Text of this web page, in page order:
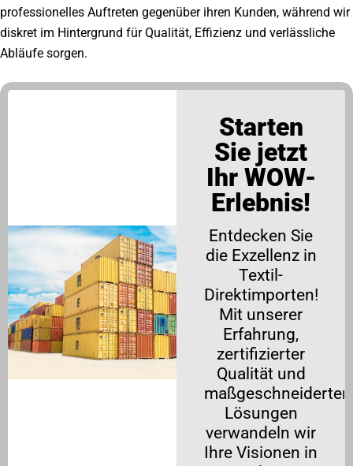
professionelles Auftreten gegenüber ihren Kunden, während wir
diskret im Hintergrund für Qualität, Effizienz und verlässliche
Abläufe sorgen.
Starten
Sie jetzt
Ihr WOW-
Erlebnis!
Entdecken Sie
die Exzellenz in
Textil-
Direktimporten!
Mit unserer
Erfahrung,
zertifizierter
Qualität und
maßgeschneiderten
Lösungen
verwandeln wir
Ihre Visionen in